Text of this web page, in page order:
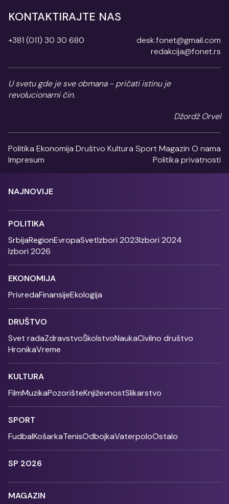
KONTAKTIRAJTE NAS
+381 (011) 30 30 680
desk.fonet@gmail.com
redakcija@fonet.rs
U svetu gde je sve obmana - pričati istinu je
revolucionarni čin.
Džordž Orvel
Politika Ekonomija Društvo Kultura SportMagazin O nama
Impresum
Politika privatnosti
NAJNOVIJE
POLITIKA
SrbijaRegionEvropaSvetIzbori 2023Izbori 2024
Izbori 2026
EKONOMIJA
PrivredaFinansijeEkologija
DRUŠTVO
Svet radaZdravstvoŠkolstvoNaukaCivilno društvo
HronikaVreme
KULTURA
FilmMuzikaPozorišteKnjiževnostSlikarstvo
SPORT
FudbalKošarkaTenisOdbojkaVaterpoloOstalo
SP 2026
MAGAZIN